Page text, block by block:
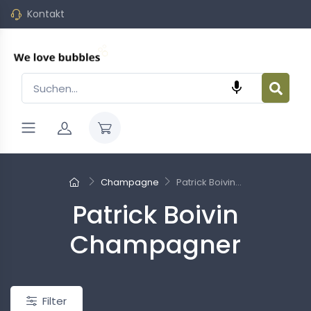
Kontakt

Champagne Patrick Boivin...
Patrick Boivin
Champagner
Neu
Filter